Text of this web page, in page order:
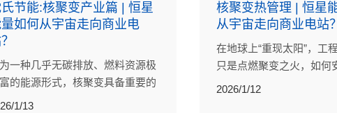
节能:核聚变产业篇 | 恒星
如何从宇宙走向商业电
一种几乎无碳排放、燃料资源极
的能源形式，核聚变具备重要的
价值，还能够带动高新技术产业
1/13
核聚变热管理 | 恒星
从宇宙走向商业电站？
在地球上“重现太阳”，工
只是点燃聚变之火，如何
续、高效地驾驭反应所产
2026/1/12